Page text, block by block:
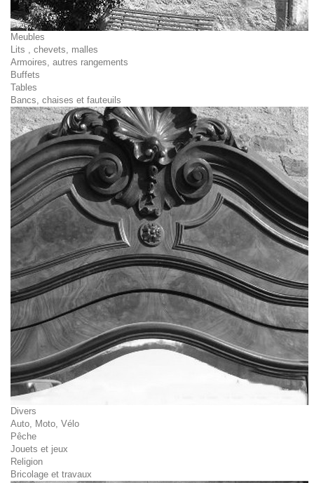
Meubles
Lits , chevets, malles
Armoires, autres rangements
Buffets
Tables
Bancs, chaises et fauteuils
Divers
Auto, Moto, Vélo
Pêche
Jouets et jeux
Religion
Bricolage et travaux